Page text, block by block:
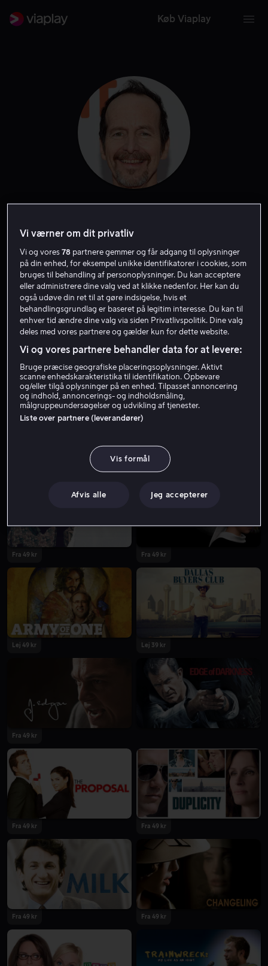
Køb Viaplay
Fra 49 kr
Fra 49 kr Fra 49 kr
Lej 49 kr Lej 39 kr
Fra 49 kr
Fra 49 kr Fra 49 kr
Fra 49 kr Fra 49 kr
Vi værner om dit privatliv
Vi og vores78 partnere gemmer og får adgang til oplysninger
på din enhed, for eksempel unikke identifikatorer i cookies, som
bruges til behandling af personoplysninger. Du kan acceptere
eller administrere dine valg ved at klikke nedenfor. Her kan du
også udøve din ret til at gøre indsigelse, hvis et
behandlingsgrundlag er baseret på legitim interesse. Du kan til
enhver tid ændre dine valg via siden Privatlivspolitik. Dine valg
deles med vores partnere og gælder kun for dette website.
Vi og vores partnere behandler data for at levere:
Bruge præcise geografiske placeringsoplysninger. Aktivt
scanne enhedskarakteristika til identifikation. Opbevare
og/eller tilgå oplysninger på en enhed. Tilpasset annoncering
og indhold, annoncerings- og indholdsmåling,
målgruppeundersøgelser og udvikling af tjenester.
Liste over partnere (leverandører)
Vis formål
Afvis alle Jeg accepterer